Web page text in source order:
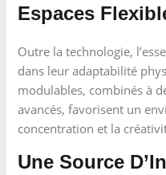
Espaces
Outre la technologie,
dans leur adaptabilité
modulables, combinés à
avancés, favorisent un
concentration et la
Une Source